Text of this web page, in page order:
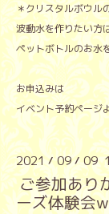
＊クリスタルボウル
波動水を作りたい方
ペットボトルのお水
お申込みは
イベント予約ページ
2021/09/09
ご参加あり
ーズ体験会